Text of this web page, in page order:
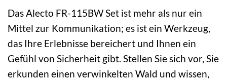
Das Alecto FR-115BW Set ist mehr als nur ein
Mittel zur Kommunikation; es ist ein Werkzeug,
das Ihre Erlebnisse bereichert und Ihnen ein
Gefühl von Sicherheit gibt. Stellen Sie sich vor, Sie
erkunden einen verwinkelten Wald und wissen,